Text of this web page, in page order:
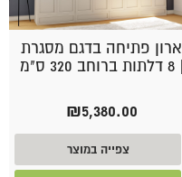
ארון פתיחה בדגם מסגרת
| 8 דלתות ברוחב 320 ס"מ
₪5,380.00
צפייה במוצר